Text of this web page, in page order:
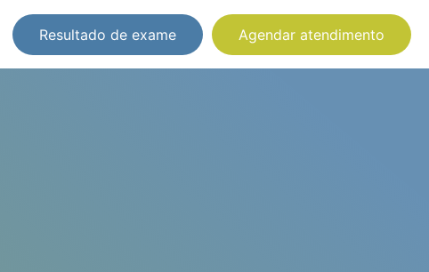
Resultado de exame Agendar atendimento